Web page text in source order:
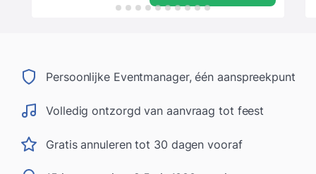
Persoonlijke Eventmanager, één aanspreekpunt
Volledig ontzorgd van aanvraag tot feest
Gratis annuleren tot 30 dagen vooraf